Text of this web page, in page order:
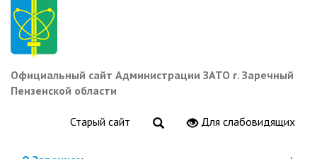
Перейти
основному
содержанию
Официальный сайт Администрации ЗАТО г. Заречный
Пензенской области
Старый сайт Для слабовидящих